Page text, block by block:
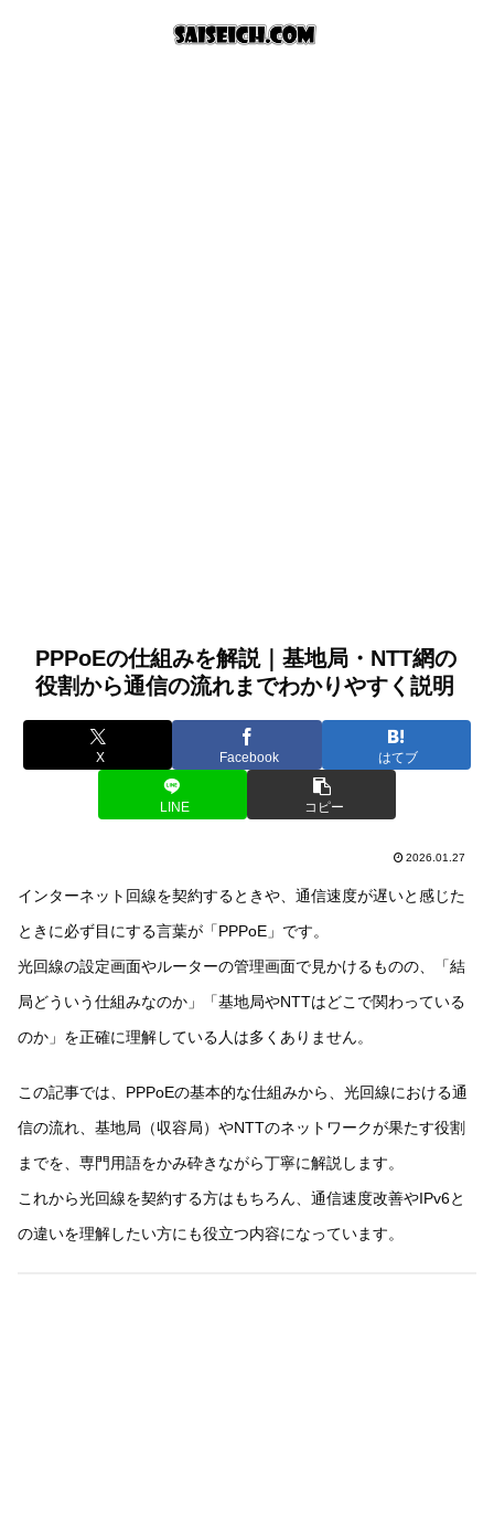
PPPoEの仕組みを解説｜基地局・NTT網の
役割から通信の流れまでわかりやすく説明
X Facebook はてブ
LINE コピー
2026.01.27
インターネット回線を契約するときや、通信速度が遅いと感じた
ときに必ず目にする言葉が「PPPoE」です。
光回線の設定画面やルーターの管理画面で見かけるものの、「結
局どういう仕組みなのか」「基地局やNTTはどこで関わっている
のか」を正確に理解している人は多くありません。
この記事では、PPPoEの基本的な仕組みから、光回線における通
信の流れ、基地局（収容局）やNTTのネットワークが果たす役割
までを、専門用語をかみ砕きながら丁寧に解説します。
これから光回線を契約する方はもちろん、通信速度改善やIPv6と
の違いを理解したい方にも役立つ内容になっています。